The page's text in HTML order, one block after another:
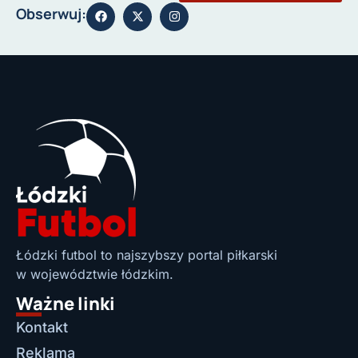
Obserwuj:
Łódzki futbol to najszybszy portal piłkarski
w województwie łódzkim.
Ważne linki
Kontakt
Reklama